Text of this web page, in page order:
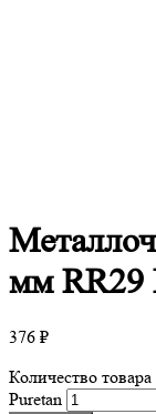
мм RR29
376 ₽
Количество
Puretan